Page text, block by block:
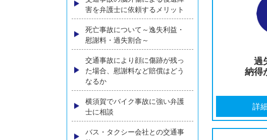
高齢者の方の交通事故損害賠償
について弁護士が解説
通勤中に交通事故に遭われた方
へ
無職や失業者の方の休業損害
交通事故の脳外傷による後遺障
害を弁護士に依頼するメリット